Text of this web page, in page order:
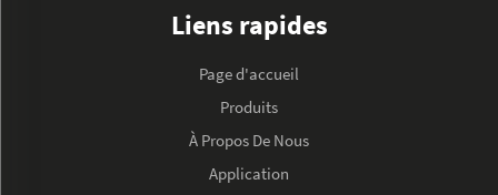
Liens rapides
Page d'accueil
Produits
À Propos De Nous
Application